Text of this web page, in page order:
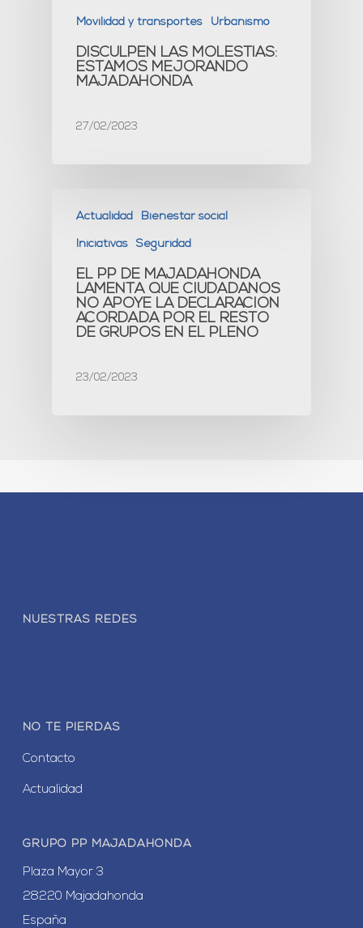
Movilidad y transportes Urbanismo
DISCULPEN LAS MOLESTIAS:
ESTAMOS MEJORANDO
MAJADAHONDA
27/02/2023
Actualidad Bienestar social
Iniciativas Seguridad
EL PP DE MAJADAHONDA
LAMENTA QUE CIUDADANOS
NO APOYE LA DECLARACIÓN
ACORDADA POR EL RESTO
DE GRUPOS EN EL PLENO
23/02/2023
NUESTRAS REDES
NO TE PIERDAS
Contacto
Actualidad
GRUPO PP MAJADAHONDA
Plaza Mayor 3
28220 Majadahonda
España